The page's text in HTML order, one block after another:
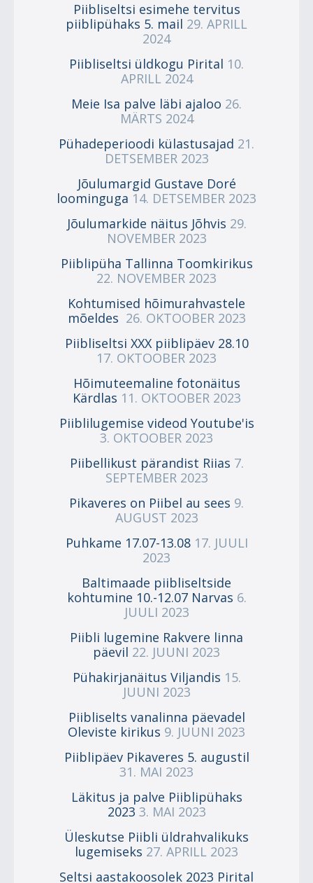
Piibliseltsi esimehe tervitus
piiblipühaks 5. mail 29. APRILL
2024
Piibliseltsi üldkogu Pirital 10.
APRILL 2024
Meie Isa palve läbi ajaloo 26.
MÄRTS 2024
Pühadeperioodi külastusajad 21.
DETSEMBER 2023
Jõulumargid Gustave Doré
loominguga 14. DETSEMBER 2023
Jõulumarkide näitus Jõhvis 29.
NOVEMBER 2023
Piiblipüha Tallinna Toomkirikus
22. NOVEMBER 2023
Kohtumised hõimurahvastele
mõeldes 26. OKTOOBER 2023
Piibliseltsi XXX piiblipäev 28.10
17. OKTOOBER 2023
Hõimuteemaline fotonäitus
Kärdlas 11. OKTOOBER 2023
Piiblilugemise videod Youtube'is
3. OKTOOBER 2023
Piibellikust pärandist Riias 7.
SEPTEMBER 2023
Pikaveres on Piibel au sees 9.
AUGUST 2023
Puhkame 17.07-13.08 17. JUULI
2023
Baltimaade piibliseltside
kohtumine 10.-12.07 Narvas 6.
JUULI 2023
Piibli lugemine Rakvere linna
päevil 22. JUUNI 2023
Pühakirjanäitus Viljandis 15.
JUUNI 2023
Piibliselts vanalinna päevadel
Oleviste kirikus 9. JUUNI 2023
Piiblipäev Pikaveres 5. augustil
31. MAI 2023
Läkitus ja palve Piiblipühaks
2023 3. MAI 2023
Üleskutse Piibli üldrahvalikuks
lugemiseks 27. APRILL 2023
Seltsi aastakoosolek 2023 Pirital